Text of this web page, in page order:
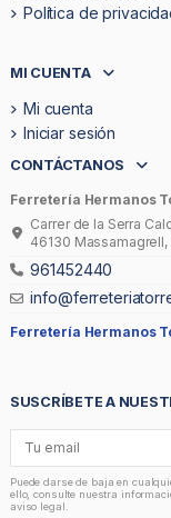
Política de
MI CUENTA
Mi cuenta
Iniciar sesión
CONTÁCTANOS
Ferretería Hermanos
Carrer de la Serra
46130 Massamagrell,
961452440
Ferretería Hermanos
SUSCRÍBETE A
Puede darse de baja en
ello, consulte nuestra
aviso legal.